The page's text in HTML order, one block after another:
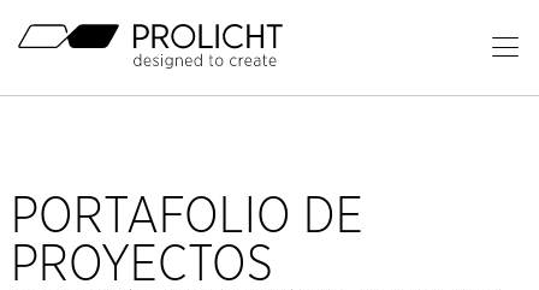
Cabecera
el
PORTAFOLIO DE
PROYECTOS